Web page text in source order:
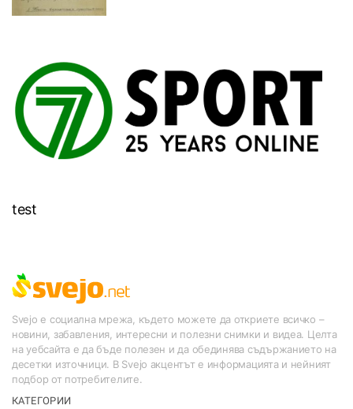
test
Svejo е социална мрежа, където можете да откриете всичко –
новини, забавления, интересни и полезни снимки и видеа. Целта
на уебсайта е да бъде полезен и да обединява съдържанието на
десетки източници. В Svejo акцентът е информацията и нейният
подбор от потребителите.
КАТЕГОРИИ